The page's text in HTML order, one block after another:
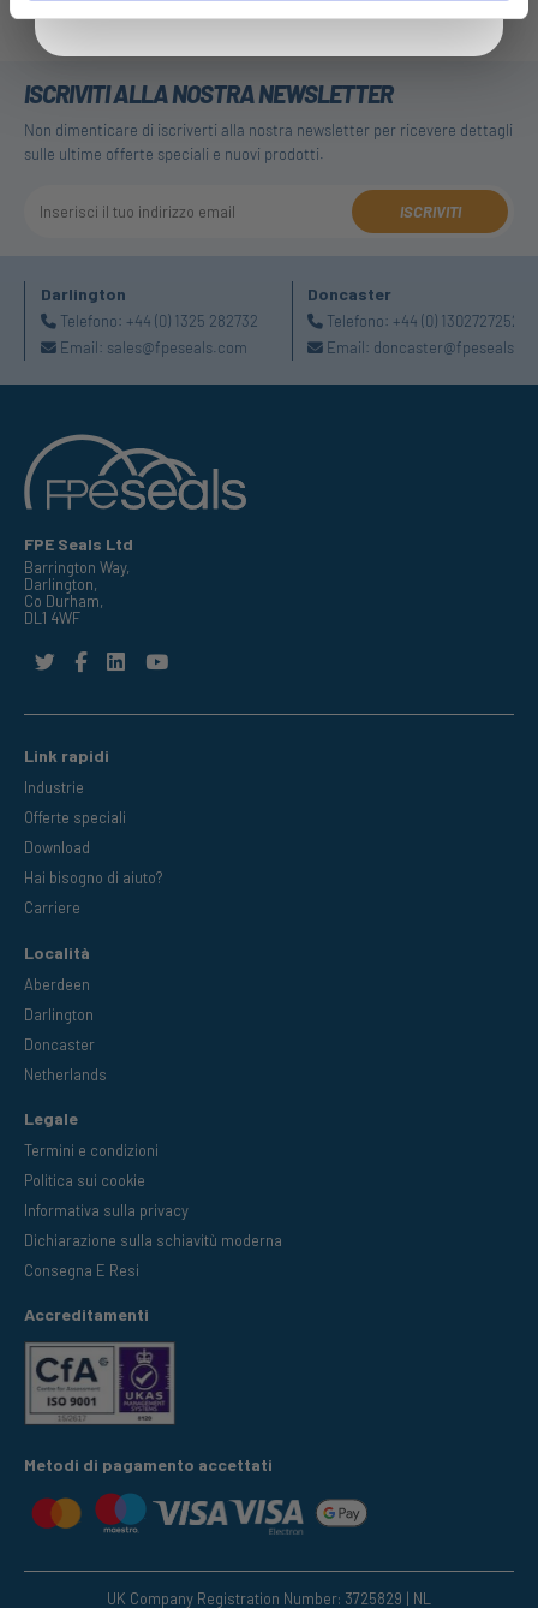
ISCRIVITI ALLA NOSTRA NEWSLETTER
Non dimenticare di iscriverti alla nostra newsletter per ricevere dettagli
sulle ultime offerte speciali e nuovi prodotti.
ISCRIVITI
Darlington
Telefono: +44 (0) 1325 282732
Email: sales@fpeseals.com
Doncaster
Telefono: +44 (0) 1302727252
Email:
FPE Seals Ltd
Barrington Way,
Darlington,
Co Durham,
DL1 4WF
Link rapidi
Industrie
Offerte speciali
Download
Hai bisogno di aiuto?
Carriere
Località
Aberdeen
Darlington
Doncaster
Netherlands
Legale
Termini e condizioni
Politica sui cookie
Informativa sulla privacy
Dichiarazione sulla schiavitù moderna
Consegna E Resi
Accreditamenti
Metodi di pagamento accettati
UK Company Registration Number: 3725829 | NL